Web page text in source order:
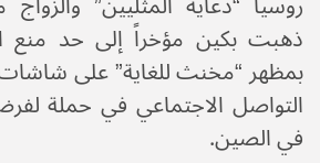
ذهبت بكين مؤخراً إلى حد منع
بمظهر “مخنث للغاية” على شاشات
التواصل الاجتماعي في حملة لفرض
في الصين.